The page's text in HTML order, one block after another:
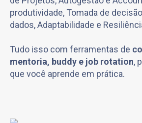
produtividade, Tomada de
dados, Adaptabilidade e
Tudo isso com ferramentas de
mentoria, buddy e job rotation,
que você aprende em prática.